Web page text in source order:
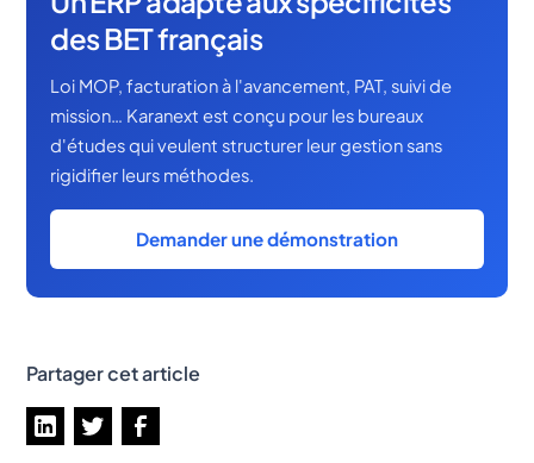
des BET français
Loi MOP, facturation à l'avancement, PAT, suivi de
mission… Karanext est conçu pour les bureaux
d'études qui veulent structurer leur gestion sans
rigidifier leurs méthodes.
Demander une démonstration
Partager cet article